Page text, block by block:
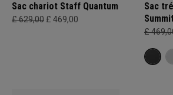
Sac chariot Staff Quantum
£ 629,00 £ 469,00
Sac
£